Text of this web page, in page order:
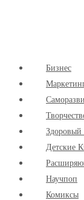
Бизнес
Детские
Научпоп
Комиксы